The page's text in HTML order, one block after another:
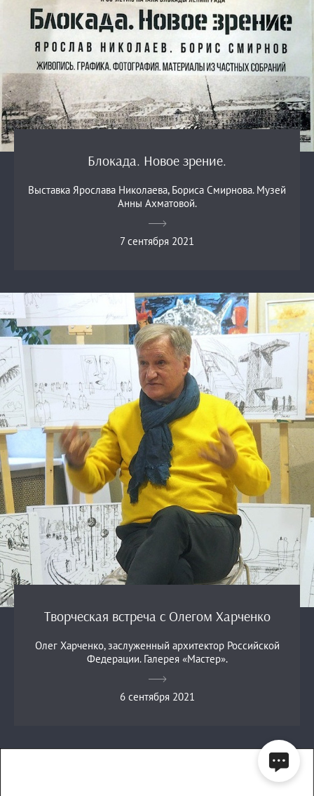
Блокада. Новое зрение.
Выставка Ярослава Николаева, Бориса Смирнова. Музей
Анны Ахматовой.
7 сентября 2021
Творческая встреча с Олегом Харченко
Олег Харченко, заслуженный архитектор Российской
Федерации. Галерея «Мастер».
6 сентября 2021